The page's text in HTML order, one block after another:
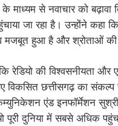
के माध्यम से नवाचार को
जा रहा है। उन्होंने कहा
मजबूत हुआ है और श्रोताओं की
रेडियो की विश्वसनीयता
विकसित छत्तीसगढ़ का
एंड इनफॉर्मेशन सुश्री
पूरी दुनिया में सबसे अधिक